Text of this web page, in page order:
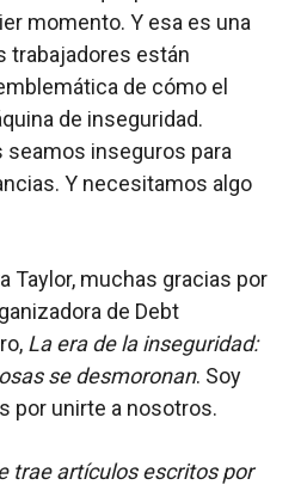
momento. Y esa es una
trabajadores están
de cómo el
de inseguridad.
seamos inseguros para
Y necesitamos algo
Taylor, muchas gracias por
de Debt
La era de la inseguridad:
se desmoronan. Soy
por unirte a nosotros.
trae artículos escritos por